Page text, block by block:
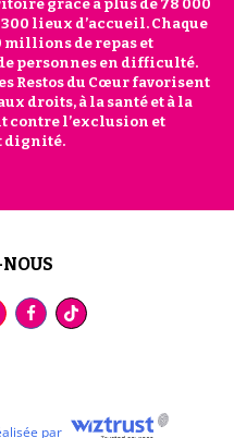
grâce à plus de 78 000
lieux d’accueil. Chaque
millions de repas et
personnes en difficulté.
Restos du Cœur favorisent
droits, à la santé et à la
contre l’exclusion et
dignité.
par